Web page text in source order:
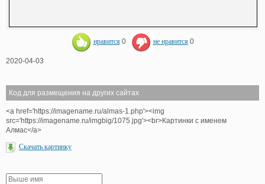
нравится 0 не нравится 0
2020-04-03
Код для размещения на других сайтах
<a href='https://imagename.ru/almas-1.php'><img
src='https://imagename.ru/imgbig/1075.jpg'><br>Картинки с именем
Алмас</a>
Скачать картинку